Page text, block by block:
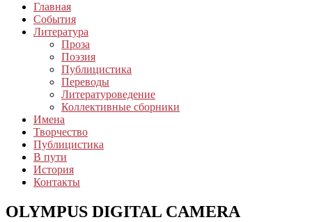
Главная
События
Литература
Проза
Поэзия
Публицистика
Переводы
Литературоведение
Коллективные сборники
Имена
Творчество
Публицистика
В пути
История
Контакты
OLYMPUS DIGITAL CAMERA